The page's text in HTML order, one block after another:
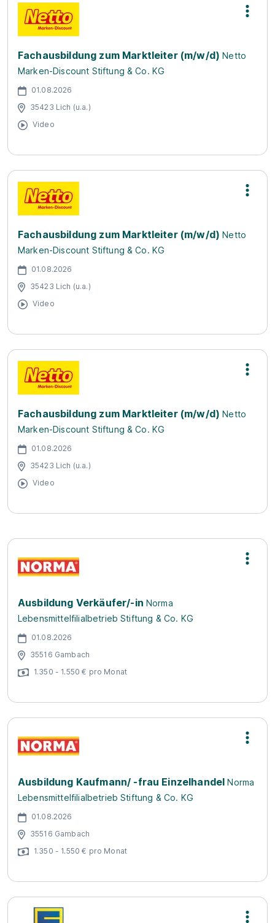
Fachausbildung zum Marktleiter (m/w/d) Netto
Marken-Discount Stiftung & Co. KG
01.08.2026
35423 Lich (u.a.)
Video
Fachausbildung zum Marktleiter (m/w/d) Netto
Marken-Discount Stiftung & Co. KG
01.08.2026
35423 Lich (u.a.)
Video
Fachausbildung zum Marktleiter (m/w/d) Netto
Marken-Discount Stiftung & Co. KG
01.08.2026
35423 Lich (u.a.)
Video
Ausbildung Verkäufer/-in Norma
Lebensmittelfilialbetrieb Stiftung & Co. KG
01.08.2026
35516 Gambach
1.350 - 1.550 € pro Monat
Ausbildung Kaufmann/ -frau Einzelhandel Norma
Lebensmittelfilialbetrieb Stiftung & Co. KG
01.08.2026
35516 Gambach
1.350 - 1.550 € pro Monat